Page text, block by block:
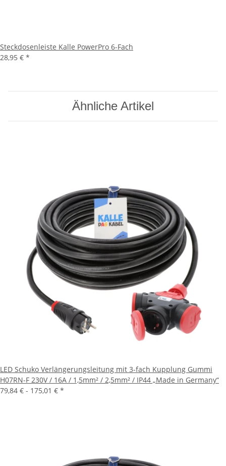
Steckdosenleiste Kalle PowerPro 6-Fach
28,95 € *
Ähnliche Artikel
LED Schuko Verlängerungsleitung mit 3-fach Kupplung Gummi
H07RN-F 230V / 16A / 1,5mm² / 2,5mm² / IP44 „Made in Germany“
79,84 € - 175,01 € *